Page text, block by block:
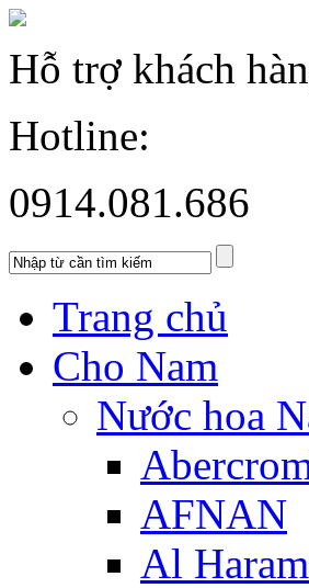
Hỗ trợ khách
Hotline:
0914.081.686
Trang chủ
Cho Nam
Nước hoa
AFNAN
Al